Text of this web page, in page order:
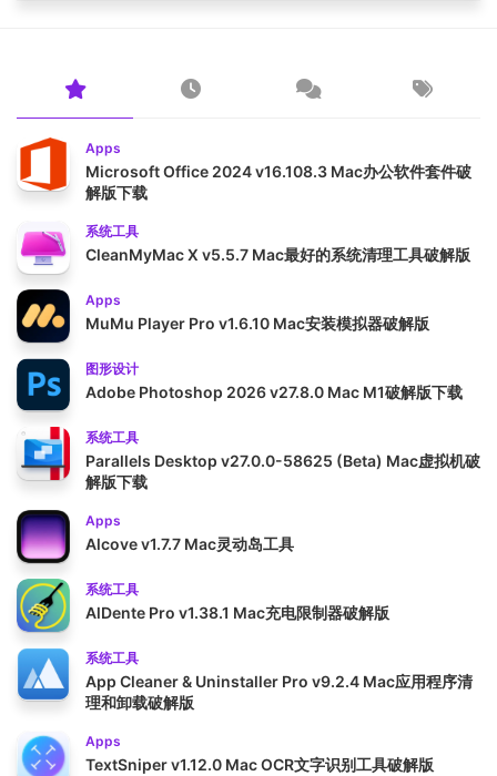
Apps
Microsoft Office 2024 v16.108.3 Mac办公软件套件破
解版下载
系统工具
CleanMyMac X v5.5.7 Mac最好的系统清理工具破解版
Apps
MuMu Player Pro v1.6.10 Mac安装模拟器破解版
图形设计
Adobe Photoshop 2026 v27.8.0 Mac M1破解版下载
系统工具
Parallels Desktop v27.0.0-58625 (Beta) Mac虚拟机破
解版下载
Apps
Alcove v1.7.7 Mac灵动岛工具
系统工具
AlDente Pro v1.38.1 Mac充电限制器破解版
系统工具
App Cleaner & Uninstaller Pro v9.2.4 Mac应用程序清
理和卸载破解版
Apps
TextSniper v1.12.0 Mac OCR文字识别工具破解版